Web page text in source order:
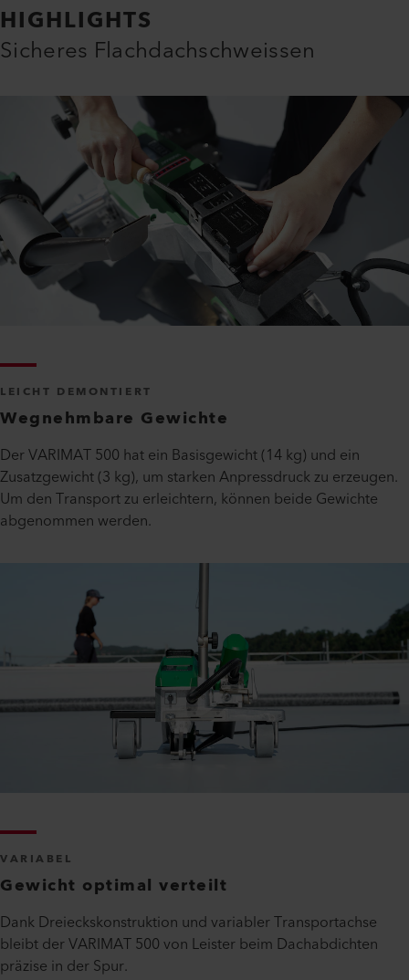
HIGHLIGHTS
Sicheres Flachdachschweissen
LEICHT DEMONTIERT
Wegnehmbare Gewichte
Der VARIMAT 500 hat ein Basisgewicht (14 kg) und ein
Zusatzgewicht (3 kg), um starken Anpressdruck zu erzeugen.
Um den Transport zu erleichtern, können beide Gewichte
abgenommen werden.
VARIABEL
Gewicht optimal verteilt
Dank Dreieckskonstruktion und variabler Transportachse
bleibt der VARIMAT 500 von Leister beim Dachabdichten
präzise in der Spur.